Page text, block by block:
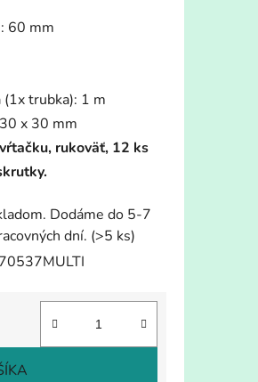
60 mm
(1x trubka): 1 m
x 30 mm
rukoväť, 12 ks
Dodáme do 5-7
dní. (>5 ks)